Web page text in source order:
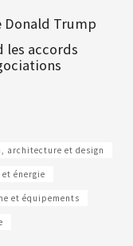
Trump
les accords
architecture et design
énergie
et équipements